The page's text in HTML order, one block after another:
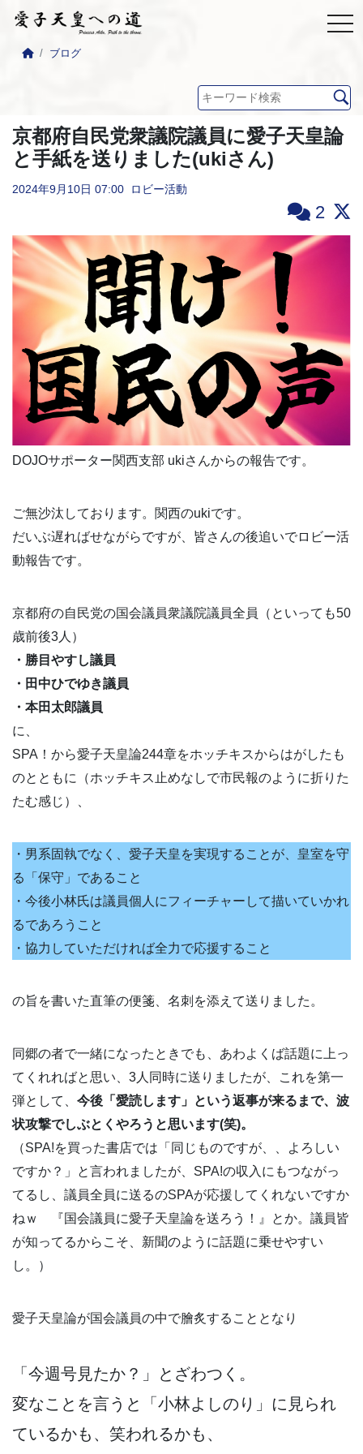
ブログ
京都府自民党衆議院議員に愛子天皇論
と手紙を送りました(ukiさん)
2024年9月10日 07:00 ロビー活動
2
DOJOサポーター関西支部 ukiさんからの報告です。
ご無沙汰しております。関西のukiです。
だいぶ遅ればせながらですが、皆さんの後追いでロビー活
動報告です。
京都府の自民党の国会議員衆議院議員全員（といっても50
歳前後3人）
・勝目やすし議員
・田中ひでゆき議員
・本田太郎議員
に、
SPA！から愛子天皇論244章をホッチキスからはがしたも
のとともに（ホッチキス止めなしで市民報のように折りた
たむ感じ）、
・男系固執でなく、愛子天皇を実現することが、皇室を守
る「保守」であること
・今後小林氏は議員個人にフィーチャーして描いていかれ
るであろうこと
・協力していただければ全力で応援すること
の旨を書いた直筆の便箋、名刺を添えて送りました。
同郷の者で一緒になったときでも、あわよくば話題に上っ
てくれればと思い、3人同時に送りましたが、これを第一
弾として、 今後「愛読します」という返事が来るまで、波
状攻撃でしぶとくやろうと思います(笑)。
（SPA!を買った書店では「同じものですが、、よろしい
ですか？」と言われましたが、SPA!の収入にもつながっ
てるし、議員全員に送るのSPAが応援してくれないですか
ねｗ 『国会議員に愛子天皇論を送ろう！』とか。議員皆
が知ってるからこそ、新聞のように話題に乗せやすい
し。）
愛子天皇論が国会議員の中で膾炙することとなり
「今週号見たか？」とざわつく。
変なことを言うと「小林よしのり」に見られ
ているかも、笑われるかも、